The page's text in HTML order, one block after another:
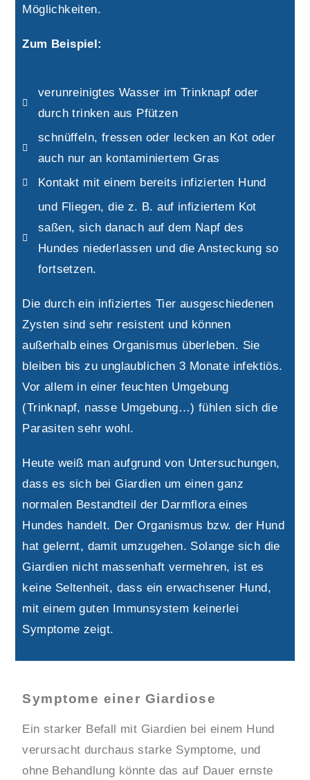
Möglichkeiten.
Zum Beispiel:
verunreinigtes Wasser im Trinknapf oder
durch trinken aus Pfützen
schnüffeln, fressen oder lecken an Kot oder
auch nur an kontaminiertem Gras
Kontakt mit einem bereits infizierten Hund
und Fliegen, die z. B. auf infiziertem Kot
saßen, sich danach auf dem Napf des
Hundes niederlassen und die Ansteckung so
fortsetzen.
Die durch ein infiziertes Tier ausgeschiedenen
Zysten sind sehr resistent und können
außerhalb eines Organismus überleben. Sie
bleiben bis zu unglaublichen 3 Monate infektiös.
Vor allem in einer feuchten Umgebung
(Trinknapf, nasse Umgebung…) fühlen sich die
Parasiten sehr wohl.
Heute weiß man aufgrund von Untersuchungen,
dass es sich bei Giardien um einen ganz
normalen Bestandteil der Darmflora eines
Hundes handelt. Der Organismus bzw. der Hund
hat gelernt, damit umzugehen. Solange sich die
Giardien nicht massenhaft vermehren, ist es
keine Seltenheit, dass ein erwachsener Hund,
mit einem guten Immunsystem keinerlei
Symptome zeigt.
Symptome einer Giardiose
Ein starker Befall mit Giardien bei einem Hund
verursacht durchaus starke Symptome, und
ohne Behandlung könnte das auf Dauer ernste